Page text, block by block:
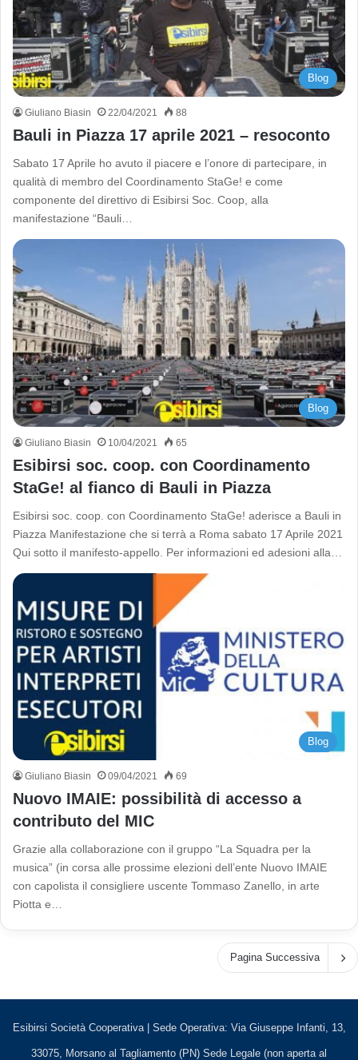
Blog
Giuliano Biasin 22/04/2021 88
Bauli in Piazza 17 aprile 2021 – resoconto
Sabato 17 Aprile ho avuto il piacere e l’onore di partecipare, in
qualità di membro del Coordinamento StaGe! e come
componente del direttivo di Esibirsi Soc. Coop, alla
manifestazione “Bauli…
Blog
Giuliano Biasin 10/04/2021 65
Esibirsi soc. coop. con Coordinamento
StaGe! al fianco di Bauli in Piazza
Esibirsi soc. coop. con Coordinamento StaGe! aderisce a Bauli in
Piazza Manifestazione che si terrà a Roma sabato 17 Aprile 2021
Qui sotto il manifesto-appello. Per informazioni ed adesioni alla…
Blog
Giuliano Biasin 09/04/2021 69
Nuovo IMAIE: possibilità di accesso a
contributo del MIC
Grazie alla collaborazione con il gruppo “La Squadra per la
musica” (in corsa alle prossime elezioni dell’ente Nuovo IMAIE
con capolista il consigliere uscente Tommaso Zanello, in arte
Piotta e…
Pagina Successiva
Esibirsi Società Cooperativa | Sede Operativa: Via Giuseppe Infanti, 13,
33075, Morsano al Tagliamento (PN) Sede Legale (non aperta al